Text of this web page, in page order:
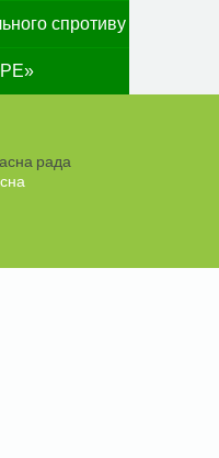
спротиву